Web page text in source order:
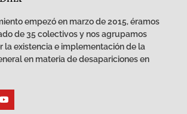
empezó en marzo de 2015, éramos
de 35 colectivos y nos agrupamos
la existencia e implementación de la
en materia de desapariciones en